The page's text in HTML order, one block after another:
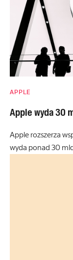
APPLE
Apple wyda 30
Apple rozszerza
wyda ponad 30